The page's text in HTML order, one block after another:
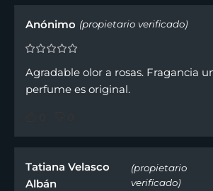
Anónimo (propietario verificado)
Agradable olor a rosas. Fragancia
perfume es original.
Tatiana Velasco
Albán
(propietario
verificado)